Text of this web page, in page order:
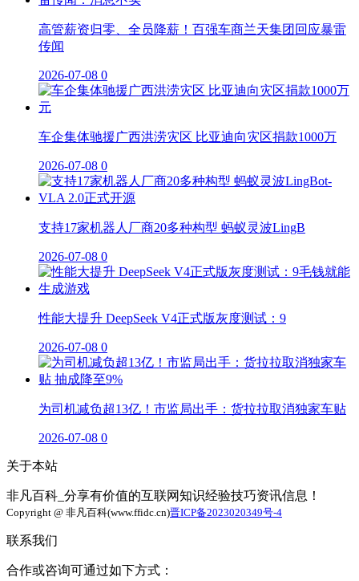
高管薪资归零、全员降薪！百强车商兰天集团回应暴雷
传闻
2026-07-08 0
车企集体驰援广西洪涝灾区 比亚迪向灾区捐款1000万
2026-07-08 0
支持17家机器人厂商20多种构型 蚂蚁灵波LingB
2026-07-08 0
性能大提升 DeepSeek V4正式版灰度测试：9
2026-07-08 0
为司机减负超13亿！市监局出手：货拉拉取消独家车贴
2026-07-08 0
关于本站
非凡百科_分享有价值的互联网知识经验技巧资讯信息！
Copyright @ 非凡百科(www.ffidc.cn)晋ICP备2023020349号-4
联系我们
合作或咨询可通过如下方式：